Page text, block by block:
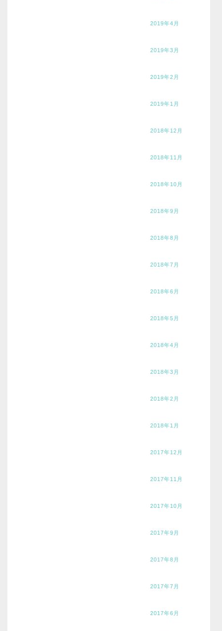
2019年4月
2019年3月
2019年2月
2019年1月
2018年12月
2018年11月
2018年10月
2018年9月
2018年8月
2018年7月
2018年6月
2018年5月
2018年4月
2018年3月
2018年2月
2018年1月
2017年12月
2017年11月
2017年10月
2017年9月
2017年8月
2017年7月
2017年6月